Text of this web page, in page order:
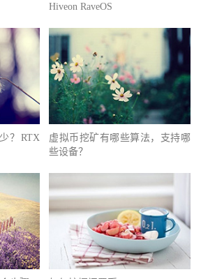
Hiveon RaveOS
？RTX
虚拟币挖矿有哪些算法，支持哪
些设备？